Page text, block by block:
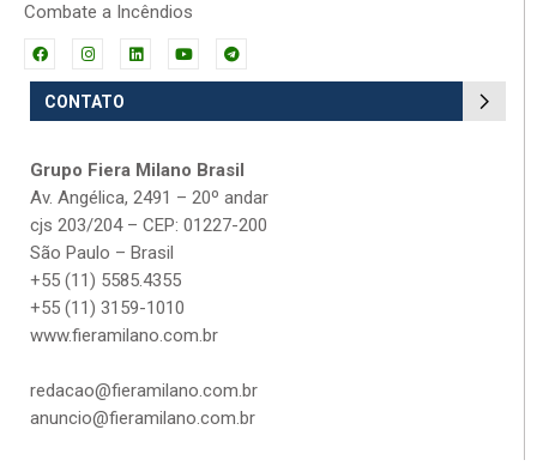
Combate a Incêndios
CONTATO
Grupo Fiera Milano Brasil
Av. Angélica, 2491 – 20º andar
cjs 203/204 – CEP: 01227-200
São Paulo – Brasil
+55 (11) 5585.4355
+55 (11) 3159-1010
www.fieramilano.com.br
redacao@fieramilano.com.br
anuncio@fieramilano.com.br